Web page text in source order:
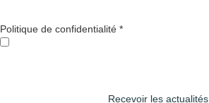
Politique de confidentialité *
Recevoir les actualités